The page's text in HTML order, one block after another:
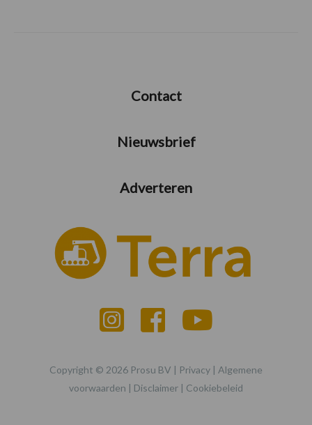
Contact
Nieuwsbrief
Adverteren
Copyright © 2026 Prosu BV | Privacy | Algemene
voorwaarden | Disclaimer | Cookiebeleid